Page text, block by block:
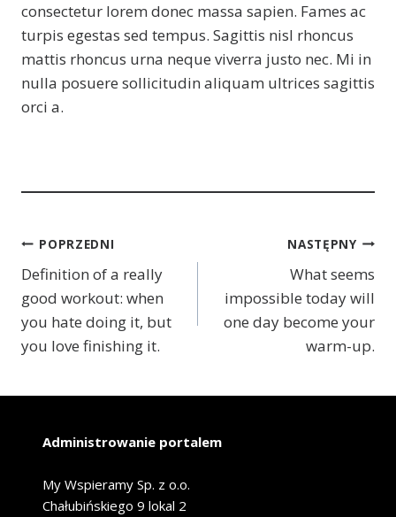
consectetur lorem donec massa sapien. Fames ac
turpis egestas sed tempus. Sagittis nisl rhoncus
mattis rhoncus urna neque viverra justo nec. Mi in
nulla posuere sollicitudin aliquam ultrices sagittis
orci a.
Nawigacja
wpisu
POPRZEDNI
Definition of a really
good workout: when
you hate doing it, but
you love finishing it.
NASTĘPNY
What seems
impossible today will
one day become your
warm-up.
Administrowanie portalem
My Wspieramy Sp. z o.o.
Chałubińskiego 9 lokal 2